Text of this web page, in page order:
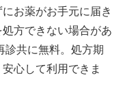
お薬がお手元に届き
方できない場合があ
診共に無料。処方期
心して利用できま